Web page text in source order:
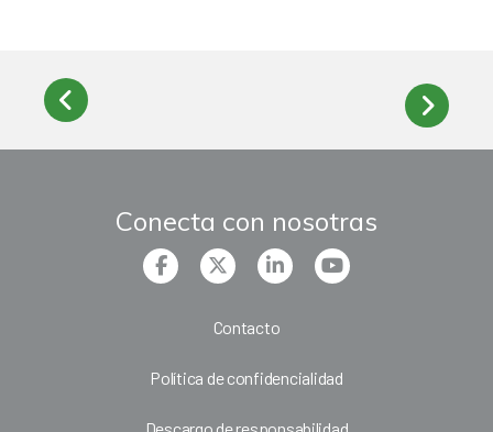
Conecta con nosotras
Contacto
Política de confidencialidad
Descargo de responsabilidad